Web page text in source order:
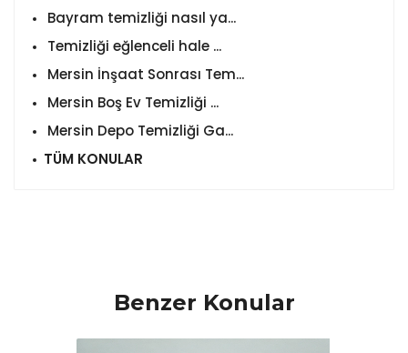
Bayram temizliği nasıl ya...
Temizliği eğlenceli hale ...
Mersin İnşaat Sonrası Tem...
Mersin Boş Ev Temizliği ...
Mersin Depo Temizliği Ga...
TÜM KONULAR
Benzer Konular